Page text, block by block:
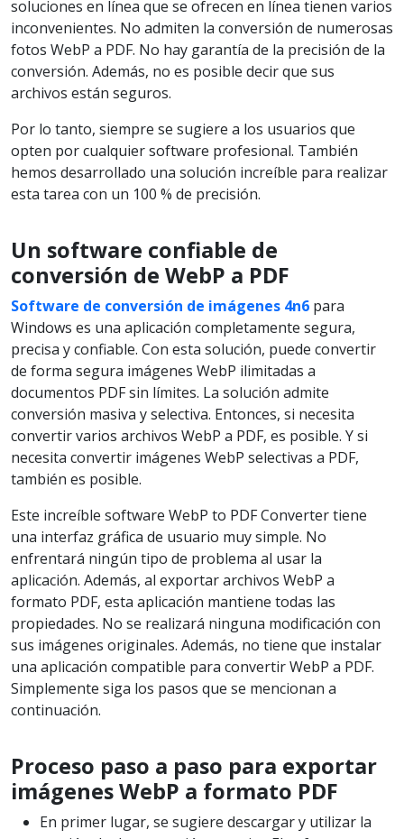
soluciones en línea que se ofrecen en línea tienen varios
inconvenientes. No admiten la conversión de numerosas
fotos WebP a PDF. No hay garantía de la precisión de la
conversión. Además, no es posible decir que sus
archivos están seguros.
Por lo tanto, siempre se sugiere a los usuarios que
opten por cualquier software profesional. También
hemos desarrollado una solución increíble para realizar
esta tarea con un 100 % de precisión.
Un software confiable de
conversión de WebP a PDF
Software de conversión de imágenes 4n6 para
Windows es una aplicación completamente segura,
precisa y confiable. Con esta solución, puede convertir
de forma segura imágenes WebP ilimitadas a
documentos PDF sin límites. La solución admite
conversión masiva y selectiva. Entonces, si necesita
convertir varios archivos WebP a PDF, es posible. Y si
necesita convertir imágenes WebP selectivas a PDF,
también es posible.
Este increíble software WebP to PDF Converter tiene
una interfaz gráfica de usuario muy simple. No
enfrentará ningún tipo de problema al usar la
aplicación. Además, al exportar archivos WebP a
formato PDF, esta aplicación mantiene todas las
propiedades. No se realizará ninguna modificación con
sus imágenes originales. Además, no tiene que instalar
una aplicación compatible para convertir WebP a PDF.
Simplemente siga los pasos que se mencionan a
continuación.
Proceso paso a paso para exportar
imágenes WebP a formato PDF
En primer lugar, se sugiere descargar y utilizar la